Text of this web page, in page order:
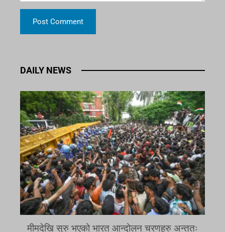
DAILY NEWS
मीमदेखि सुरु भएको भारत आन्दोलन चरणहरु अन्ततः